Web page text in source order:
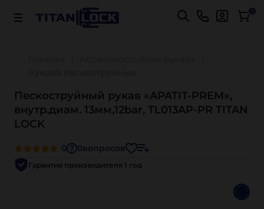
Важно! Для оплаты заказов Подробнее 0
Пескоструйный рукав «APATIT-PREM»,
внутр.диам. 13мм,12bar, TL013AP-PR TITAN
LOCK
0 0вопросов
Гарантия производителя 1 год